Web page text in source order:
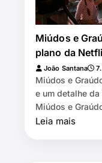
Miúdos e
plano da
João Santana
Miúdos e
e um detalhe
Miúdos e
⏱️ 7 min de
Leia mais